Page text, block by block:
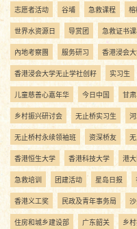
志愿者活动 谷埔 急救课程 榕
世界水资源日 导赏团 急救证书
內地考察團 服务研习 香港浸会
香港浸会大学无止学社创籽 实习生
儿童慈善心嘉年华 今日中国 甘
乡村振兴研讨会 无止桥实习生
无止桥村永续领袖班 资深桥友
香港恒生大学 香港科技大学 港
急救培训 团建活动 星岛日报
香港义工奖 民政及青年事务局
住房和城乡建设部 广东韶关 乡